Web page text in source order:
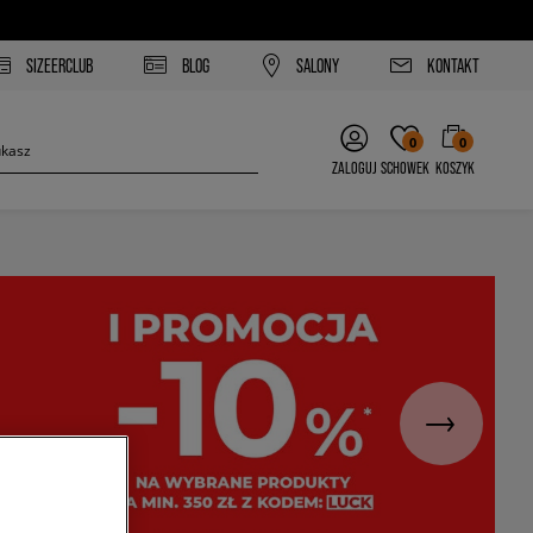
SIZEERCLUB BLOG SALONY KONTAKT
ZALOGUJ
0
SCHOWEK
0
KOSZYK